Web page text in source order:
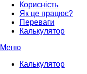
Корисність
Як це працює?
Переваги
Калькулятор
Меню
Калькулятор